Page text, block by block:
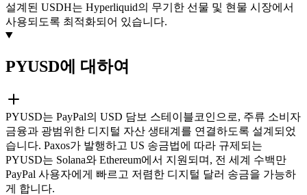
설계된 USDH는 Hyperliquid의 무기한 선물 및 현물 시장에서
사용되도록 최적화되어 있습니다.
PYUSD에 대하여
PYUSD는 PayPal의 USD 담보 스테이블코인으로, 주류 소비자
금융과 광범위한 디지털 자산 생태계를 연결하도록 설계되었
습니다. Paxos가 발행하고 US 송금법에 따라 규제되는
PYUSD는 Solana와 Ethereum에서 지원되며, 전 세계 수백만
PayPal 사용자에게 빠르고 저렴한 디지털 달러 송금을 가능하
게 합니다.